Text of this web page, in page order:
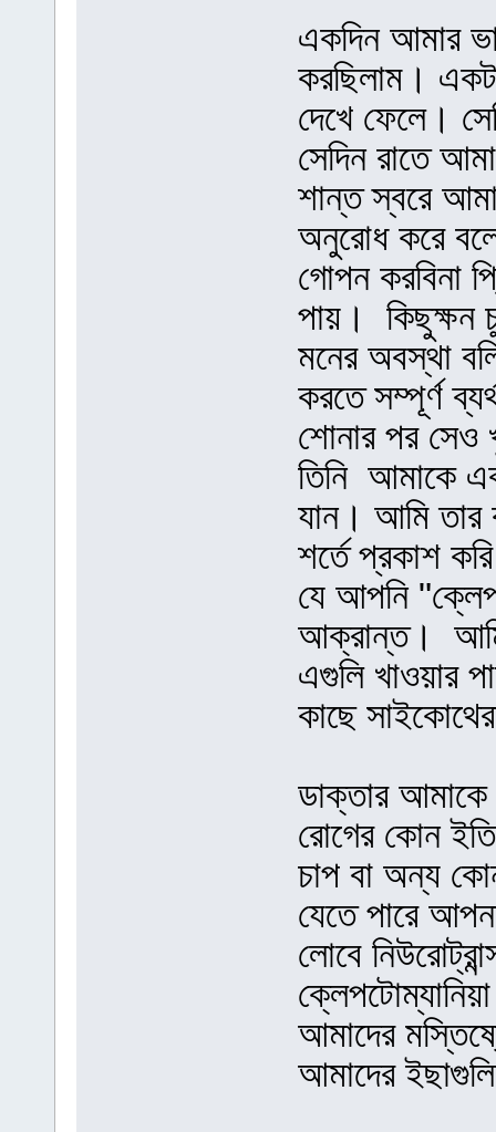
একদিন আমার
করছিলাম।
দেখে ফেলে।
সেদিন রাতে
শান্ত স্বরে
অনুরোধ করে
গোপন করবিনা
পায়। কিছুক্ষন
মনের অবস্থা
করতে সম্পূর্ণ
শোনার পর সেও
তিনি আমাকে
যান। আমি তার
শর্তে প্রকাশ
যে আপনি
আক্রান্ত। আমি
এগুলি খাওয়ার
কাছে
ডাক্তার আমাকে
রোগের কোন
চাপ বা অন্য
যেতে পারে
লোবে
আমাদের
আমাদের